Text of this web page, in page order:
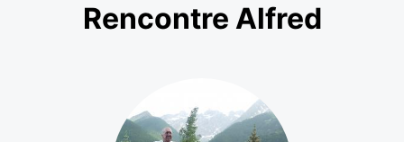
Rencontre Alfred